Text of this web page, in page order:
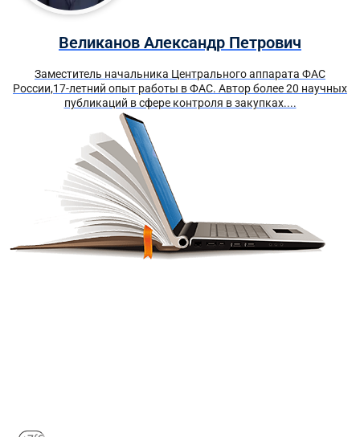
Великанов Александр Петрович
Заместитель начальника Центрального аппарата ФАС
России,17-летний опыт работы в ФАС. Автор более 20 научных
публикаций в сфере контроля в закупках....